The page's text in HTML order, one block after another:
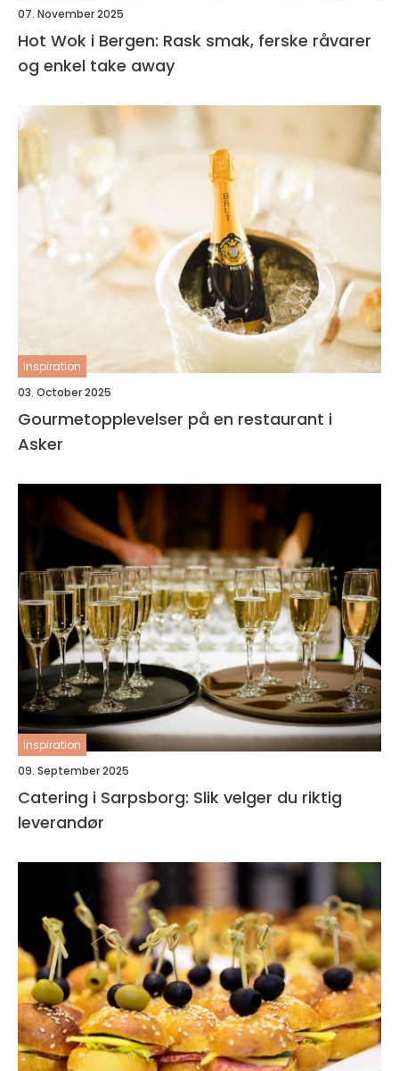
07. November 2025
Hot Wok i Bergen: Rask smak, ferske råvarer
og enkel take away
inspiration
03. October 2025
Gourmetopplevelser på en restaurant i
Asker
inspiration
09. September 2025
Catering i Sarpsborg: Slik velger du riktig
leverandør